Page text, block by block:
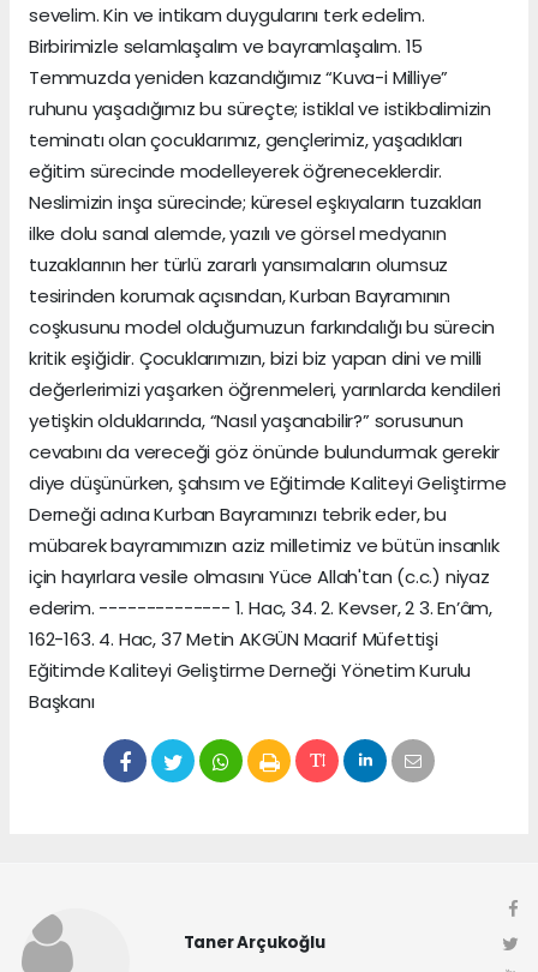
sevelim. Kin ve intikam duygularını terk edelim.
Birbirimizle selamlaşalım ve bayramlaşalım. 15
Temmuzda yeniden kazandığımız “Kuva-i Milliye”
ruhunu yaşadığımız bu süreçte; istiklal ve istikbalimizin
teminatı olan çocuklarımız, gençlerimiz, yaşadıkları
eğitim sürecinde modelleyerek öğreneceklerdir.
Neslimizin inşa sürecinde; küresel eşkıyaların tuzakları
ilke dolu sanal alemde, yazılı ve görsel medyanın
tuzaklarının her türlü zararlı yansımaların olumsuz
tesirinden korumak açısından, Kurban Bayramının
coşkusunu model olduğumuzun farkındalığı bu sürecin
kritik eşiğidir. Çocuklarımızın, bizi biz yapan dini ve milli
değerlerimizi yaşarken öğrenmeleri, yarınlarda kendileri
yetişkin olduklarında, “Nasıl yaşanabilir?” sorusunun
cevabını da vereceği göz önünde bulundurmak gerekir
diye düşünürken, şahsım ve Eğitimde Kaliteyi Geliştirme
Derneği adına Kurban Bayramınızı tebrik eder, bu
mübarek bayramımızın aziz milletimiz ve bütün insanlık
için hayırlara vesile olmasını Yüce Allah'tan (c.c.) niyaz
ederim. -------------- 1. Hac, 34. 2. Kevser, 2 3. En’âm,
162-163. 4. Hac, 37 Metin AKGÜN Maarif Müfettişi
Eğitimde Kaliteyi Geliştirme Derneği Yönetim Kurulu
Başkanı
Taner Arçukoğlu